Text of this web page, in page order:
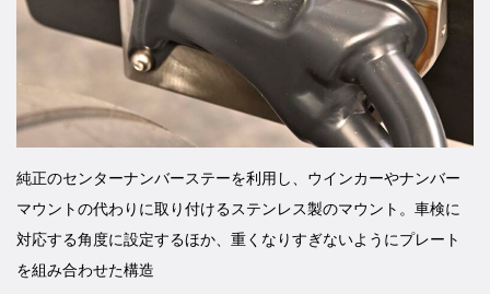
純正のセンターナンバーステーを利用し、ウインカーやナンバー
マウントの代わりに取り付けるステンレス製のマウント。車検に
対応する角度に設定するほか、重くなりすぎないようにプレート
を組み合わせた構造